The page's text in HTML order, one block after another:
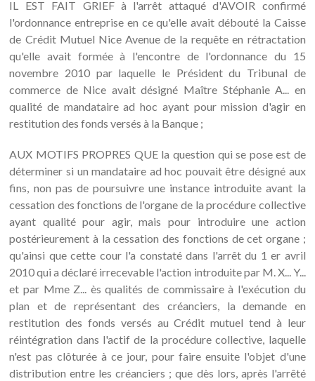
IL EST FAIT GRIEF à l'arrêt attaqué d'AVOIR confirmé
l'ordonnance entreprise en ce qu'elle avait débouté la Caisse
de Crédit Mutuel Nice Avenue de la requête en rétractation
qu'elle avait formée à l'encontre de l'ordonnance du 15
novembre 2010 par laquelle le Président du Tribunal de
commerce de Nice avait désigné Maître Stéphanie A... en
qualité de mandataire ad hoc ayant pour mission d'agir en
restitution des fonds versés à la Banque ;
AUX MOTIFS PROPRES QUE la question qui se pose est de
déterminer si un mandataire ad hoc pouvait être désigné aux
fins, non pas de poursuivre une instance introduite avant la
cessation des fonctions de l'organe de la procédure collective
ayant qualité pour agir, mais pour introduire une action
postérieurement à la cessation des fonctions de cet organe ;
qu'ainsi que cette cour l'a constaté dans l'arrêt du 1 er avril
2010 qui a déclaré irrecevable l'action introduite par M. X... Y...
et par Mme Z... ès qualités de commissaire à l'exécution du
plan et de représentant des créanciers, la demande en
restitution des fonds versés au Crédit mutuel tend à leur
réintégration dans l'actif de la procédure collective, laquelle
n'est pas clôturée à ce jour, pour faire ensuite l'objet d'une
distribution entre les créanciers ; que dès lors, après l'arrêté